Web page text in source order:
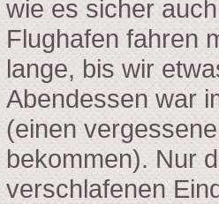
wie es sicher
Flughafen fahren
lange, bis wir
Abendessen war
(einen
bekommen). Nur
verschlafenen